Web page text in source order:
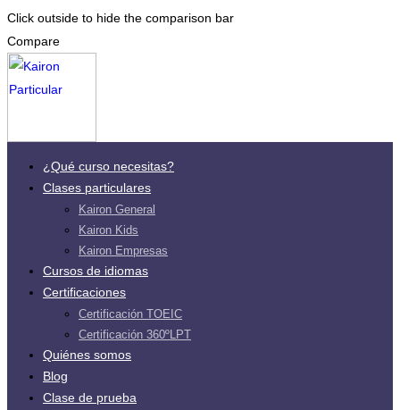
Click outside to hide the comparison bar
Compare
¿Qué curso necesitas?
Clases particulares
Kairon General
Kairon Kids
Kairon Empresas
Cursos de idiomas
Certificaciones
Certificación TOEIC
Certificación 360ºLPT
Quiénes somos
Blog
Clase de prueba